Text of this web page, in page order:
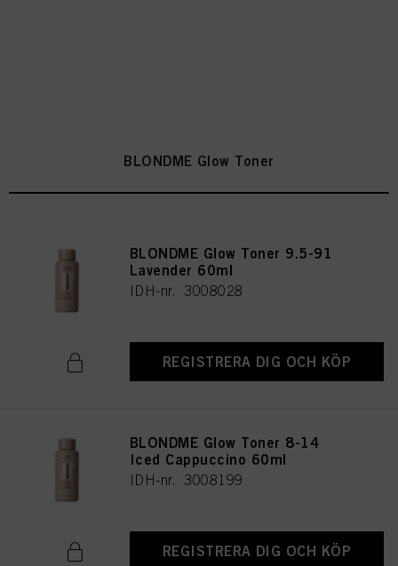
BLONDME Glow Toner
BLONDME Glow Toner 9.5-91
Lavender 60ml
IDH-nr. 3008028
REGISTRERA DIG OCH KÖP
BLONDME Glow Toner 8-14
Iced Cappuccino 60ml
IDH-nr. 3008199
REGISTRERA DIG OCH KÖP